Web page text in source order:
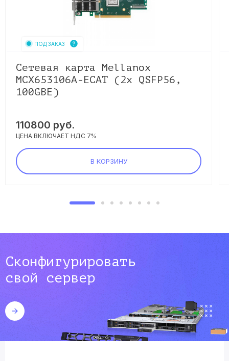
ПОД ЗАКАЗ
Сетевая карта Mellanox
MCX653106A-ECAT (2x QSFP56,
100GBE)
110800 руб.
ЦЕНА ВКЛЮЧАЕТ НДС 7%
В КОРЗИНУ
Сконфигурировать
свой сервер